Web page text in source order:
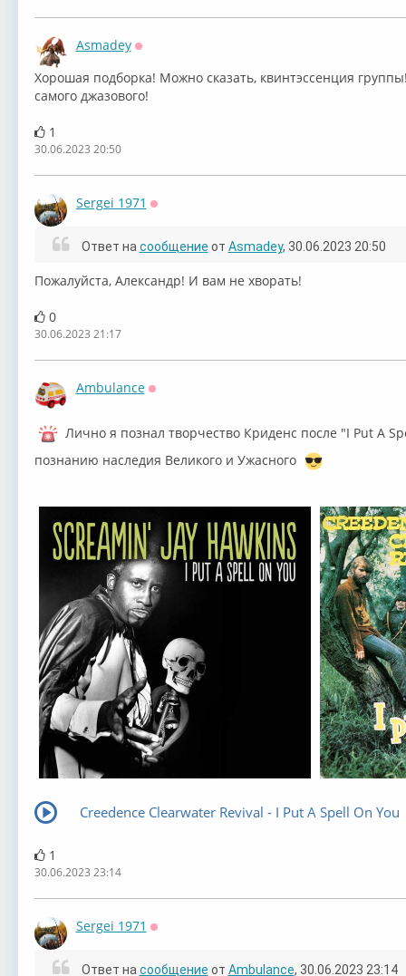
Asmadey
Хорошая подборка! Можно сказать, квинтэссенция
самого джазового!
1
30.06.2023 20:50
Sergei 1971
Ответ на сообщение от Asmadey, 30.06.2023 20:50
Пожалуйста, Александр! И вам не хворать!
0
30.06.2023 21:17
Ambulance
Лично я познал творчество Криденс после "⁣I Put A
познанию наследия Великого и Ужасного
Creedence Clearwater Revival - I Put A Spell On You
1
30.06.2023 23:14
Sergei 1971
Ответ на сообщение от Ambulance, 30.06.2023 23:14